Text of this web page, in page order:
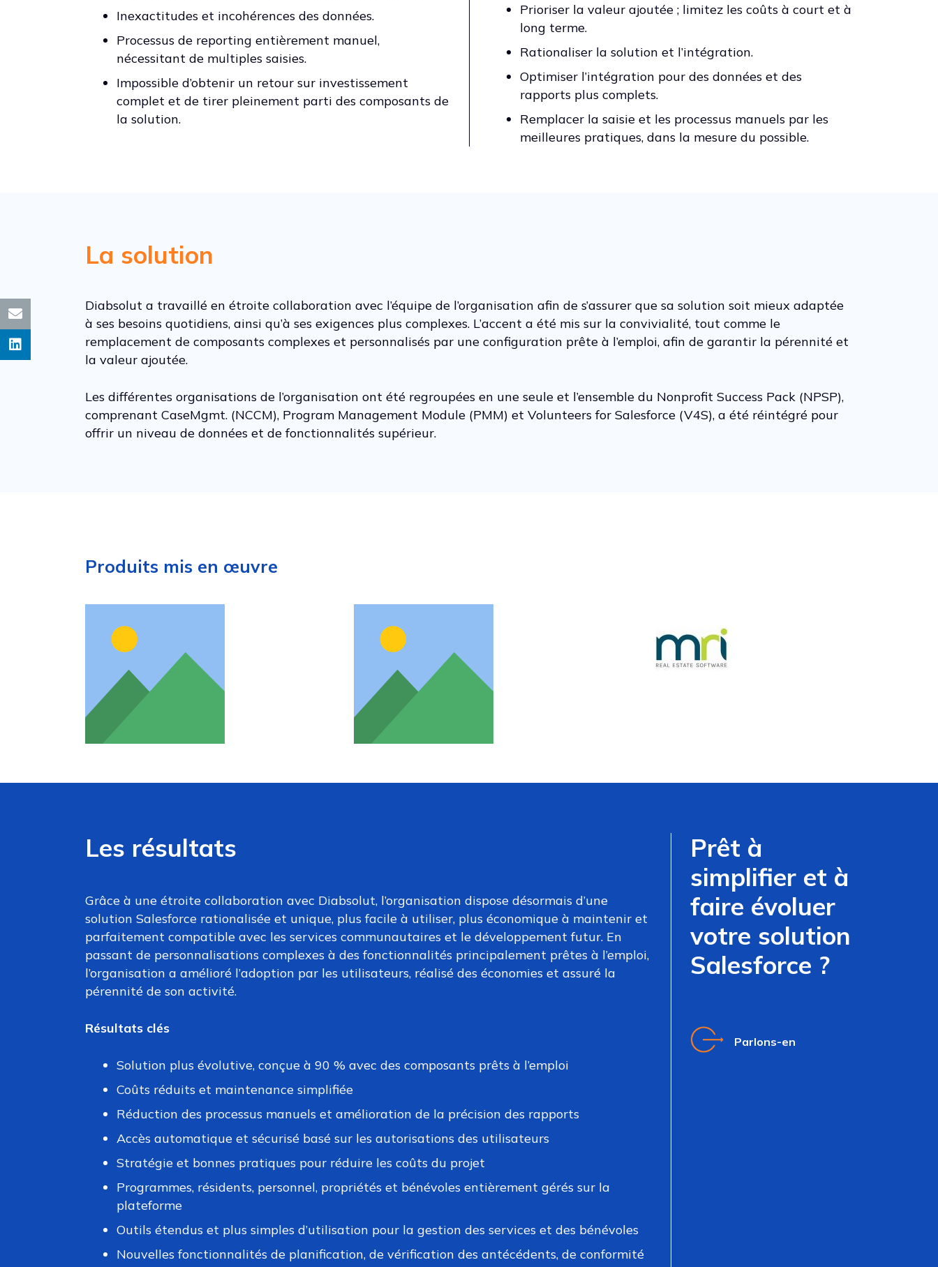
Inexactitudes et incohérences des données.
Processus de reporting entièrement manuel,
nécessitant de multiples saisies.
Impossible d’obtenir un retour sur investissement
complet et de tirer pleinement parti des composants de
la solution.
Prioriser la valeur ajoutée ; limitez les coûts à court et à
long terme.
Rationaliser la solution et l’intégration.
Optimiser l’intégration pour des données et des
rapports plus complets.
Remplacer la saisie et les processus manuels par les
meilleures pratiques, dans la mesure du possible.
La solution
Diabsolut a travaillé en étroite collaboration avec l’équipe de l’organisation afin de s’assurer que sa solution soit mieux adaptée
à ses besoins quotidiens, ainsi qu’à ses exigences plus complexes. L’accent a été mis sur la convivialité, tout comme le
remplacement de composants complexes et personnalisés par une configuration prête à l’emploi, afin de garantir la pérennité et
la valeur ajoutée.
Les différentes organisations de l’organisation ont été regroupées en une seule et l’ensemble du Nonprofit Success Pack (NPSP),
comprenant CaseMgmt. (NCCM), Program Management Module (PMM) et Volunteers for Salesforce (V4S), a été réintégré pour
offrir un niveau de données et de fonctionnalités supérieur.
Produits mis en œuvre
Les résultats
Grâce à une étroite collaboration avec Diabsolut, l’organisation dispose désormais d’une
solution Salesforce rationalisée et unique, plus facile à utiliser, plus économique à maintenir et
parfaitement compatible avec les services communautaires et le développement futur. En
passant de personnalisations complexes à des fonctionnalités principalement prêtes à l’emploi,
l’organisation a amélioré l’adoption par les utilisateurs, réalisé des économies et assuré la
pérennité de son activité.
Résultats clés
Solution plus évolutive, conçue à 90 % avec des composants prêts à l’emploi
Coûts réduits et maintenance simplifiée
Réduction des processus manuels et amélioration de la précision des rapports
Accès automatique et sécurisé basé sur les autorisations des utilisateurs
Stratégie et bonnes pratiques pour réduire les coûts du projet
Programmes, résidents, personnel, propriétés et bénévoles entièrement gérés sur la
plateforme
Outils étendus et plus simples d’utilisation pour la gestion des services et des bénévoles
Nouvelles fonctionnalités de planification, de vérification des antécédents, de conformité
Prêt à
simplifier et à
faire évoluer
votre solution
Salesforce ?
Parlons-en